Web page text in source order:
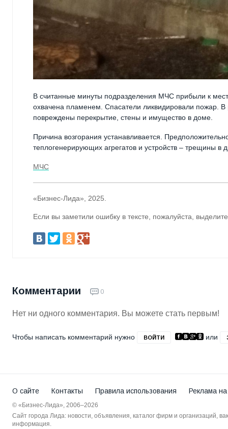
В считанные минуты подразделения МЧС прибыли к
охвачена пламенем. Спасатели ликвидировали пожар. В
повреждены перекрытие, стены и имущество в доме.
Причина возгорания устанавливается.
теплогенерирующих агрегатов и устройств – трещины в
МЧС
«Бизнес-Лида», 2025.
Если вы заметили ошибку в тексте, пожалуйста,
Комментарии 0
Нет ни одного комментария. Вы можете стать первым!
Чтобы написать комментарий нужно ВОЙТИ или
О сайте Контакты Правила использования Реклама
© «Бизнес-Лида», 2006–2026
Сайт города Лида: новости, объявления, каталог фирм и организаций,
информация.